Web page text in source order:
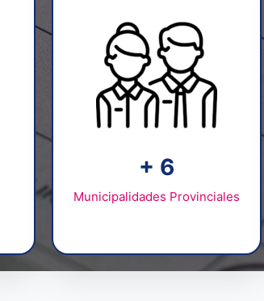
+ 10
Municipalidades Provinciales